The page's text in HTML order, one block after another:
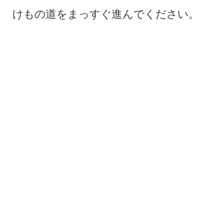
けもの道をまっすぐ進んでください。